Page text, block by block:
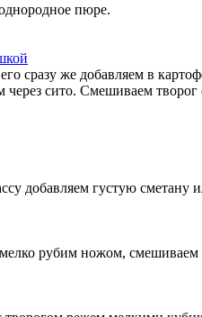
пюре.
сразу же добавляем в
сито. Смешиваем творог
добавляем густую сметану
рубим ножом, смешиваем